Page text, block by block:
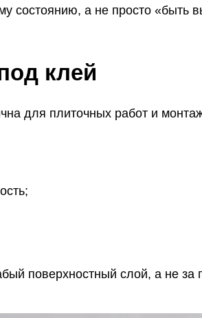
состоянию, а не просто «быть
клей
для плиточных работ и
поверхностный слой, а не